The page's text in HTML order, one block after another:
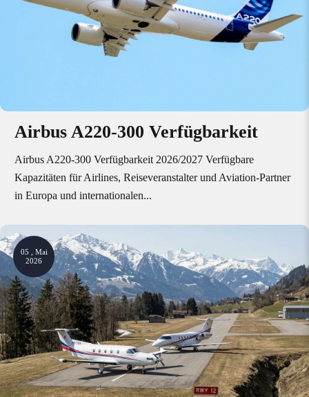
Airbus A220-300 Verfügbarkeit
Airbus A220-300 Verfügbarkeit 2026/2027 Verfügbare
Kapazitäten für Airlines, Reiseveranstalter und Aviation-Partner
in Europa und internationalen...
05 , Mai
2026